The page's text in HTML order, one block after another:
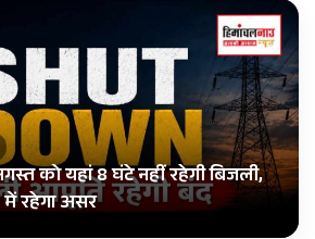
को यहां 8 घंटे नहीं रहेगी बिजली,
में रहेगा असर